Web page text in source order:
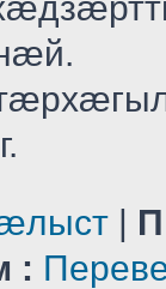
|
: